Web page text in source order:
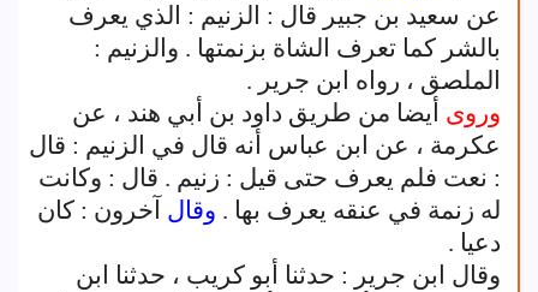
عن سعيد بن جبير قال : الزنيم : الذي يعرف
بالشر كما تعرف الشاة بزنمتها . والزنيم :
الملصق ، رواه ابن جرير .
وروى أيضا من طريق داود بن أبي هند ، عن
عكرمة ، عن ابن عباس أنه قال في الزنيم : قال
: نعت فلم يعرف حتى قيل : زنيم . قال : وكانت
له زنمة في عنقه يعرف بها . وقال آخرون : كان
دعيا .
وقال ابن جرير : حدثنا أبو كريب ، حدثنا ابن